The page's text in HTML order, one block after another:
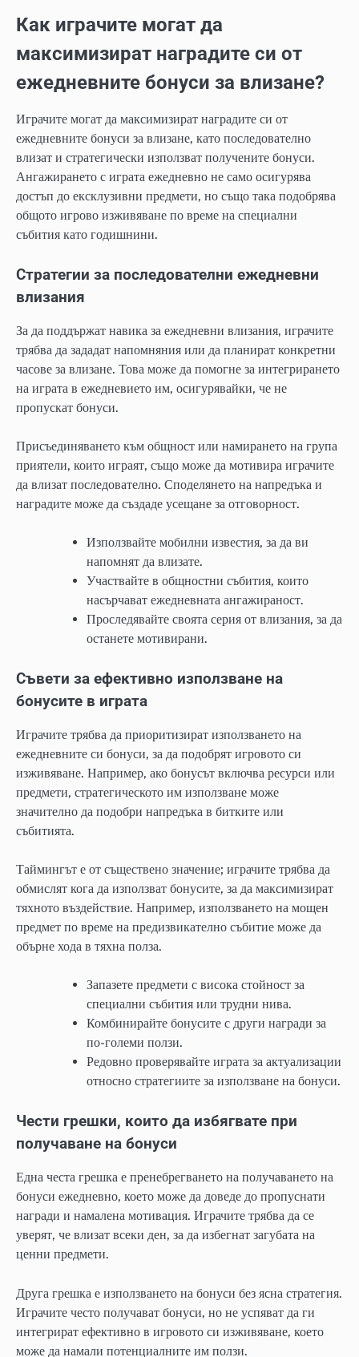
Как играчите могат да
максимизират наградите си от
ежедневните бонуси за влизане?
Играчите могат да максимизират наградите си от
ежедневните бонуси за влизане, като последователно
влизат и стратегически използват получените бонуси.
Ангажирането с играта ежедневно не само осигурява
достъп до ексклузивни предмети, но също така подобрява
общото игрово изживяване по време на специални
събития като годишнини.
Стратегии за последователни ежедневни
влизания
За да поддържат навика за ежедневни влизания, играчите
трябва да зададат напомняния или да планират конкретни
часове за влизане. Това може да помогне за интегрирането
на играта в ежедневието им, осигурявайки, че не
пропускат бонуси.
Присъединяването към общност или намирането на група
приятели, които играят, също може да мотивира играчите
да влизат последователно. Споделянето на напредъка и
наградите може да създаде усещане за отговорност.
Използвайте мобилни известия, за да ви
напомнят да влизате.
Участвайте в общностни събития, които
насърчават ежедневната ангажираност.
Проследявайте своята серия от влизания, за да
останете мотивирани.
Съвети за ефективно използване на
бонусите в играта
Играчите трябва да приоритизират използването на
ежедневните си бонуси, за да подобрят игровото си
изживяване. Например, ако бонусът включва ресурси или
предмети, стратегическото им използване може
значително да подобри напредъка в битките или
събитията.
Таймингът е от съществено значение; играчите трябва да
обмислят кога да използват бонусите, за да максимизират
тяхното въздействие. Например, използването на мощен
предмет по време на предизвикателно събитие може да
обърне хода в тяхна полза.
Запазете предмети с висока стойност за
специални събития или трудни нива.
Комбинирайте бонусите с други награди за
по-големи ползи.
Редовно проверявайте играта за актуализации
относно стратегиите за използване на бонуси.
Чести грешки, които да избягвате при
получаване на бонуси
Една честа грешка е пренебрегването на получаването на
бонуси ежедневно, което може да доведе до пропуснати
награди и намалена мотивация. Играчите трябва да се
уверят, че влизат всеки ден, за да избегнат загубата на
ценни предмети.
Друга грешка е използването на бонуси без ясна стратегия.
Играчите често получават бонуси, но не успяват да ги
интегрират ефективно в игровото си изживяване, което
може да намали потенциалните им ползи.